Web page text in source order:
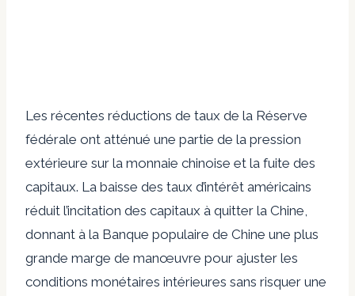
Les récentes réductions de taux de la Réserve
fédérale ont atténué une partie de la pression
extérieure sur la monnaie chinoise et la fuite des
capitaux. La baisse des taux d’intérêt américains
réduit l’incitation des capitaux à quitter la Chine,
donnant à la Banque populaire de Chine une plus
grande marge de manœuvre pour ajuster les
conditions monétaires intérieures sans risquer une